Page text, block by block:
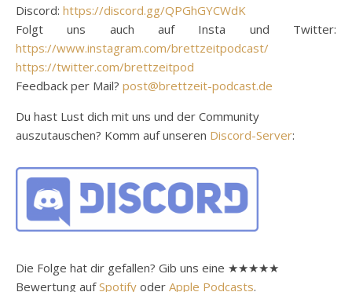
Discord: https://discord.gg/QPGhGYCWdK
Folgt uns auch auf Insta und Twitter:
https://www.instagram.com/brettzeitpodcast/
https://twitter.com/brettzeitpod
Feedback per Mail? post@brettzeit-podcast.de
Du hast Lust dich mit uns und der Community
auszutauschen? Komm auf unseren Discord-Server:
Die Folge hat dir gefallen? Gib uns eine ★★★★★
Bewertung aufSpotify oder Apple Podcasts.